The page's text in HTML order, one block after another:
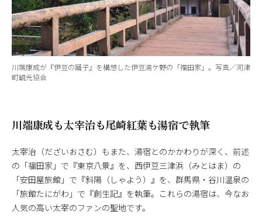
川端康成が『伊豆の踊子』を構想した伊豆湯ケ野の「福田家」。写真／河津
町観光協会
川端康成も太宰治も尾崎紅葉も湯宿で執筆
太宰治（だざいおさむ）もまた、湯宿とのかかわりが深く、前述
の「福田家」で『東京八景』を、西伊豆三津浜（みとはま）の
「安田屋旅館」で『斜陽（しゃよう）』を、群馬県・谷川温泉の
「旅館たにがわ」で『創生記』を執筆。これらの湯宿は、今なお
人気の高い太宰のファンの聖地です。